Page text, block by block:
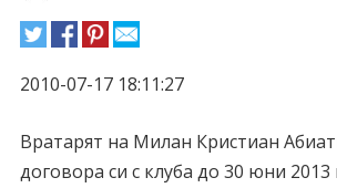
2010-07-17 18:11:27
Вратарят на Милан Кристиан
договора си с клуба до 30 юни 2013